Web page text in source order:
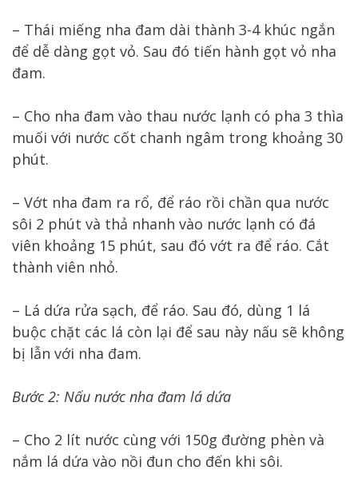
– Thái miếng nha đam dài thành 3-4 khúc ngắn
để dễ dàng gọt vỏ. Sau đó tiến hành gọt vỏ nha
đam.
– Cho nha đam vào thau nước lạnh có pha 3 thìa
muối với nước cốt chanh ngâm trong khoảng 30
phút.
– Vớt nha đam ra rổ, để ráo rồi chần qua nước
sôi 2 phút và thả nhanh vào nước lạnh có đá
viên khoảng 15 phút, sau đó vớt ra để ráo. Cắt
thành viên nhỏ.
– Lá dứa rửa sạch, để ráo. Sau đó, dùng 1 lá
buộc chặt các lá còn lại để sau này nấu sẽ không
bị lẫn với nha đam.
Bước 2: Nấu nước nha đam lá dứa
– Cho 2 lít nước cùng với 150g đường phèn và
nắm lá dứa vào nồi đun cho đến khi sôi.